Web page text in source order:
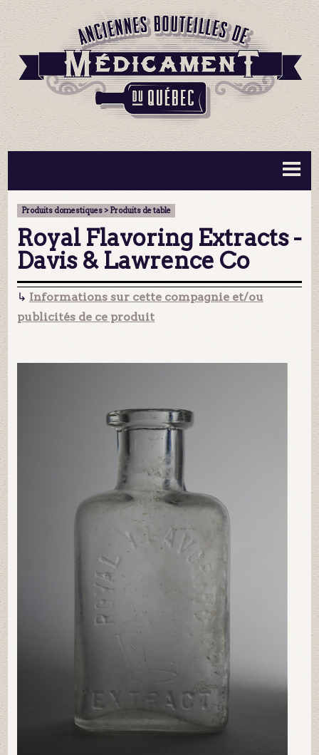
BOUTEILLES ▼
INFORMATION ▼
MA COLLECTION
CONTACT
Produits domestiques > Produits de table
Royal Flavoring Extracts -
Davis & Lawrence Co
↳ Informations sur cette compagnie et/ou
publicités de ce produit